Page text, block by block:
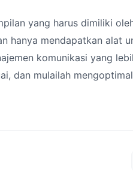
yang harus dimiliki
hanya mendapatkan alat
komunikasi yang
dan mulailah